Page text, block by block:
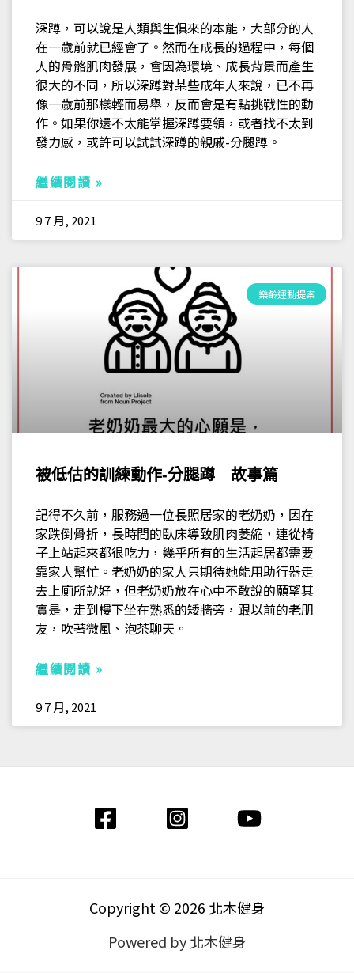
深蹲，可以說是人類與生俱來的本能，大部分的人
在一歲前就已經會了。然而在成長的過程中，每個
人的骨骼肌肉發展，會因為環境、成長背景而產生
很大的不同，所以深蹲對某些成年人來說，已不再
像一歲前那樣輕而易舉，反而會是有點挑戰性的動
作。如果你還不太能掌握深蹲要領，或者找不太到
發力感，或許可以試試深蹲的親戚-分腿蹲。
繼續閱讀 »
9 7 月, 2021
樂齡運動提案
被低估的訓練動作-分腿蹲 故事篇
記得不久前，服務過一位長照居家的老奶奶，因在
家跌倒骨折，長時間的臥床導致肌肉萎縮，連從椅
子上站起來都很吃力，幾乎所有的生活起居都需要
靠家人幫忙。老奶奶的家人只期待她能用助行器走
去上廁所就好，但老奶奶放在心中不敢說的願望其
實是，走到樓下坐在熟悉的矮牆旁，跟以前的老朋
友，吹著微風、泡茶聊天。
繼續閱讀 »
9 7 月, 2021
Copyright © 2026 北木健身
Powered by 北木健身